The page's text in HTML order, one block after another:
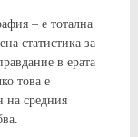
– е тотална
статистика за
в ерата
това е
на средния